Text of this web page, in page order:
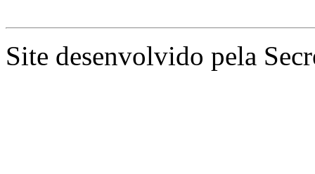
Site desenvolvido pela